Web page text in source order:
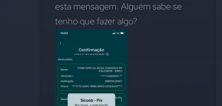
esta mensagem. Alguém sabe se
tenho que fazer algo?